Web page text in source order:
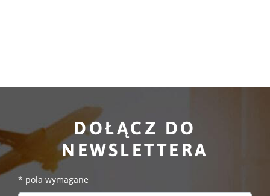
DOŁĄCZ DO
NEWSLETTERA
* pola wymagane